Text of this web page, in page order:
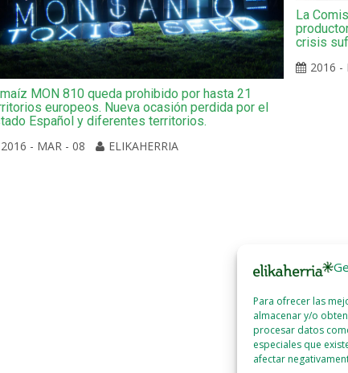
Para ofrecer las
almacenar y/o
procesar datos
especiales que
afectar
MON 810 queda prohibido por hasta 21
europeos. Nueva ocasión perdida por el
Español y diferentes territorios.
2016 - MAR - 08
ELIKAHERRIA
La
crisis
2016 -